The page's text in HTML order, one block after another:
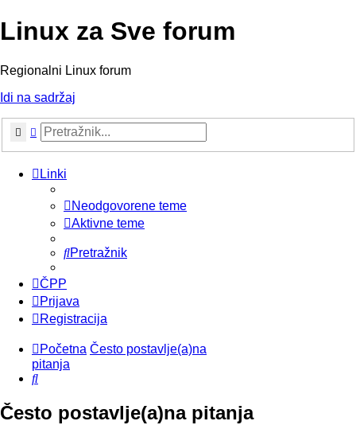
Linux za Sve forum
Regionalni Linux forum
Idi na sadržaj
Pretražnik
Napredno pretraživanje
Linki
Neodgovorene teme
Aktivne teme
Pretražnik
ČPP
Prijava
Registracija
Početna Često postavlje(a)na
pitanja
Pretražnik
Često postavlje(a)na pitanja